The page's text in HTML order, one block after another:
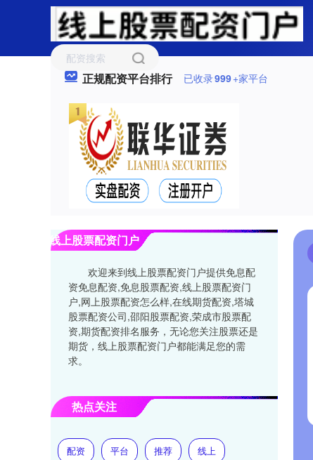
正规配资平台排行 已收录999+家平台
线上股票配资门户
欢迎来到线上股票配资门户提供免息配
资免息配资,免息股票配资,线上股票配资门
户,网上股票配资怎么样,在线期货配资,塔城
股票配资公司,邵阳股票配资,荣成市股票配
资,期货配资排名服务，无论您关注股票还是
期货，线上股票配资门户都能满足您的需
求。
热点关注
配资 平台 推荐 线上